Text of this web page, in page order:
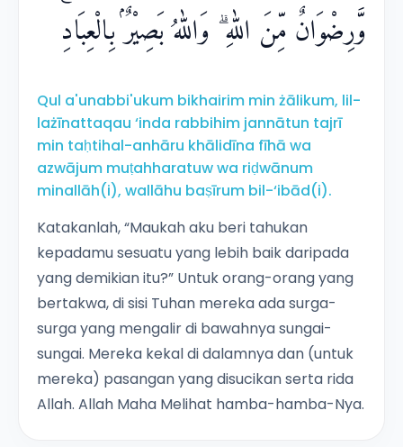
وَّرِضْوَانٌ مِّنَ اللّٰهِ ۗ وَاللّٰهُ بَصِيْرٌۢ بِالْعِبَادِۚ
Qul a'unabbi'ukum bikhairim min żālikum, lil-
lażīnattaqau ‘inda rabbihim jannātun tajrī
min taḥtihal-anhāru khālidīna fīhā wa
azwājum muṭahharatuw wa riḍwānum
minallāh(i), wallāhu baṣīrum bil-‘ibād(i).
Katakanlah, “Maukah aku beri tahukan
kepadamu sesuatu yang lebih baik daripada
yang demikian itu?” Untuk orang-orang yang
bertakwa, di sisi Tuhan mereka ada surga-
surga yang mengalir di bawahnya sungai-
sungai. Mereka kekal di dalamnya dan (untuk
mereka) pasangan yang disucikan serta rida
Allah. Allah Maha Melihat hamba-hamba-Nya.